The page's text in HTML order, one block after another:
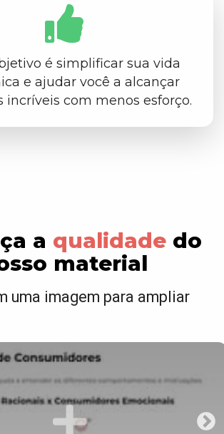
é simplificar sua vida
e ajudar você a alcançar
incríveis com menos esforço.
a qualidade do
material
uma imagem para ampliar